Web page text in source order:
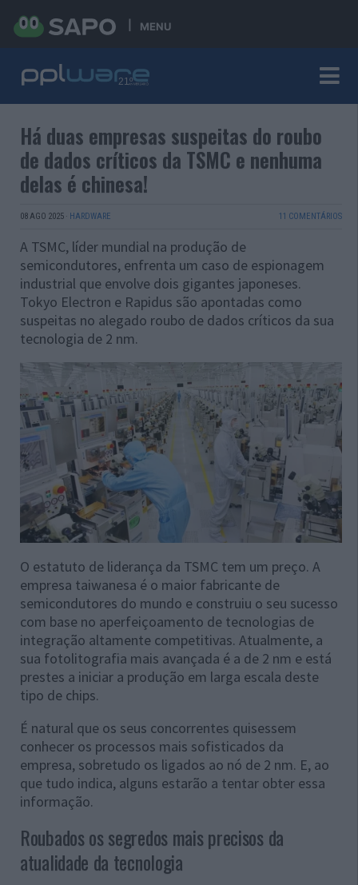
MENU
Há duas empresas suspeitas do roubo
de dados críticos da TSMC e nenhuma
delas é chinesa!
08 AGO 2025 · HARDWARE 11 COMENTÁRIOS
A TSMC, líder mundial na produção de
semicondutores, enfrenta um caso de espionagem
industrial que envolve dois gigantes japoneses.
Tokyo Electron e Rapidus são apontadas como
suspeitas no alegado roubo de dados críticos da sua
tecnologia de 2 nm.
O estatuto de liderança da TSMC tem um preço. A
empresa taiwanesa é o maior fabricante de
semicondutores do mundo e construiu o seu sucesso
com base no aperfeiçoamento de tecnologias de
integração altamente competitivas. Atualmente, a
sua fotolitografia mais avançada é a de 2 nm e está
prestes a iniciar a produção em larga escala deste
tipo de chips.
É natural que os seus concorrentes quisessem
conhecer os processos mais sofisticados da
empresa, sobretudo os ligados ao nó de 2 nm. E, ao
que tudo indica, alguns estarão a tentar obter essa
informação.
Roubados os segredos mais precisos da
atualidade da tecnologia